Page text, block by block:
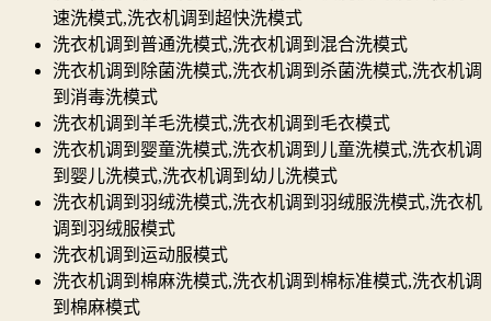
速洗模式,洗衣机调到超快洗模式
洗衣机调到普通洗模式,洗衣机调到混合洗模式
洗衣机调到除菌洗模式,洗衣机调到杀菌洗模式,洗衣机调
到消毒洗模式
洗衣机调到羊毛洗模式,洗衣机调到毛衣模式
洗衣机调到婴童洗模式,洗衣机调到儿童洗模式,洗衣机调
到婴儿洗模式,洗衣机调到幼儿洗模式
洗衣机调到羽绒洗模式,洗衣机调到羽绒服洗模式,洗衣机
调到羽绒服模式
洗衣机调到运动服模式
洗衣机调到棉麻洗模式,洗衣机调到棉标准模式,洗衣机调
到棉麻模式